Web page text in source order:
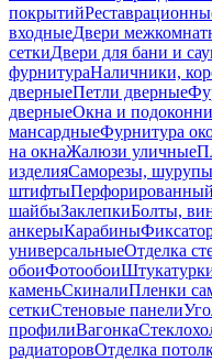
покрытий
входныеДвери
сеткиДвери для бани и
фурнитураНаличники,
дверныеПетли дверные
дверныеОкна и
мансардныеФурнитура
на окнаЖалюзи уличные
изделияСаморезы, шурупы
штифты
шайбыЗаклепкиБолты,
анкерыКарабины
универсальныеОтделка
обоиФотообои
каменьСкиналиПленки
сеткиСтеновые панели
профилиВагонка
радиаторовОтделка